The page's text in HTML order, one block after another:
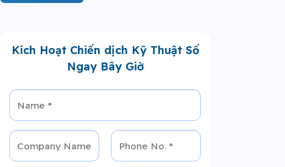
Kích Hoạt Chiến dịch Kỹ Thuật Số
Ngay Bây Giờ